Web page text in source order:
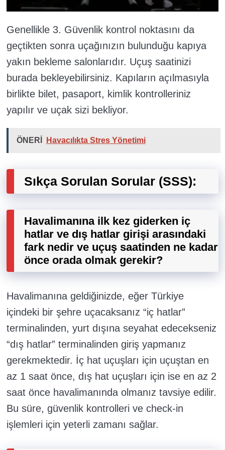
Genellikle 3. Güvenlik kontrol noktasını da
geçtikten sonra uçağınızın bulunduğu kapıya
yakın bekleme salonlarıdır. Uçuş saatinizi
burada bekleyebilirsiniz. Kapıların açılmasıyla
birlikte bilet, pasaport, kimlik kontrolleriniz
yapılır ve uçak sizi bekliyor.
ÖNERİ Havacılıkta Stres Yönetimi
Sıkça Sorulan Sorular (SSS):
Havalimanına ilk kez giderken iç
hatlar ve dış hatlar girişi arasındaki
fark nedir ve uçuş saatinden ne kadar
önce orada olmak gerekir?
Havalimanına geldiğinizde, eğer Türkiye
içindeki bir şehre uçacaksanız “iç hatlar”
terminalinden, yurt dışına seyahat edecekseniz
“dış hatlar” terminalinden giriş yapmanız
gerekmektedir. İç hat uçuşları için uçuştan en
az 1 saat önce, dış hat uçuşları için ise en az 2
saat önce havalimanında olmanız tavsiye edilir.
Bu süre, güvenlik kontrolleri ve check-in
işlemleri için yeterli zamanı sağlar.